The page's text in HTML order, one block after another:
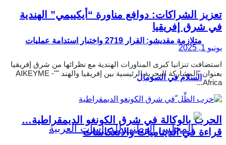
متلازمة مقديشو: القرار 2719 واختبار استدامة عمليات
السلام في الصومال
تعزيز الشراكات: دوافع مناورة “أيكييمي” الهندية
في شرق إفريقيا
يونيو 1, 2025
استضافت تنزانيا كبرى المناورات الهندية مع نظرائها من شرق إفريقيا
بعنوان "المشاركة البحرية الرئيسية بين إفريقيا والهند ""AIKEYME -
Africa...
الحرب بالوكالة في شرق الكونغو الديمقراطية…
قراءة في الديناميات والانعكاسات